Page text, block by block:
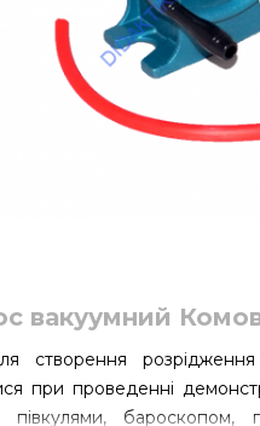
вакуумний
створення
при проведенні
півкулями,